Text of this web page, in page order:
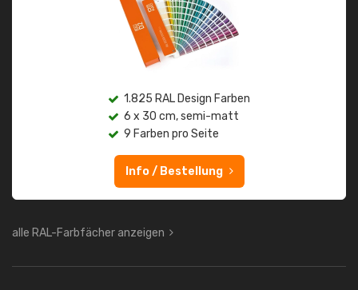
1.825 RAL Design Farben
6 x 30 cm, semi-matt
9 Farben pro Seite
Info / Bestellung
alle RAL-Farbfächer anzeigen